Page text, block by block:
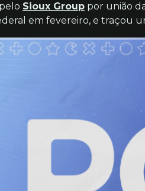
Sioux Group por união
em fevereiro, e traçou